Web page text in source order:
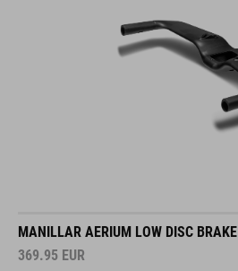
MANILLAR AERIUM LOW DISC BRAKE
369.95 EUR